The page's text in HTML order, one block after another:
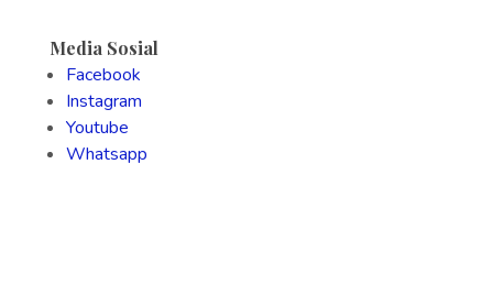
Media Sosial
Facebook
Instagram
Youtube
Whatsapp